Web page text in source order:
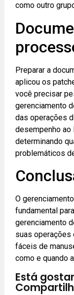
como outro
Preparar a
aplicou os
você precisar
gerenciamento
das operações
desempenho ao
determinando
problemáticos
O
fundamental
gerenciamento
suas
fáceis de
como e quando
Está